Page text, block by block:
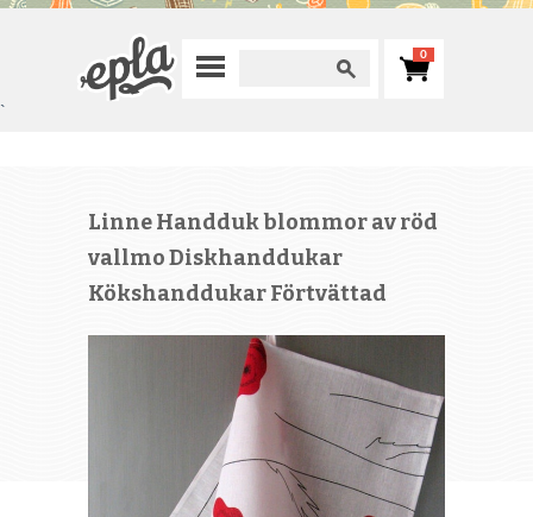
0
`
Linne Handduk blommor av röd
vallmo Diskhanddukar
Kökshanddukar Förtvättad